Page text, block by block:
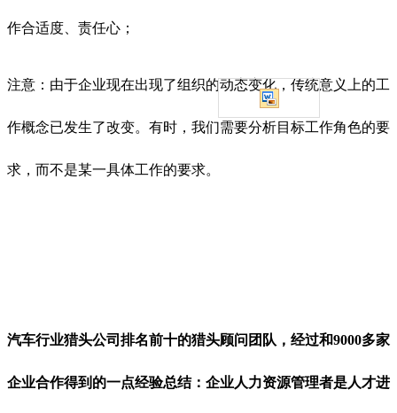
作合适度 责任心 ；
注意：由于企业现在出现了组织的动态变化，传统意义上的工
作概念已发生了改变。有时，我们需要分析目标工作角色的要
求，而不是某一具体工作的要求。
汽车行业猎头公司排名前十的猎头顾问团队，经过和9000多家
企业合作得到的一点经验总结：企业人力资源管理者是人才进